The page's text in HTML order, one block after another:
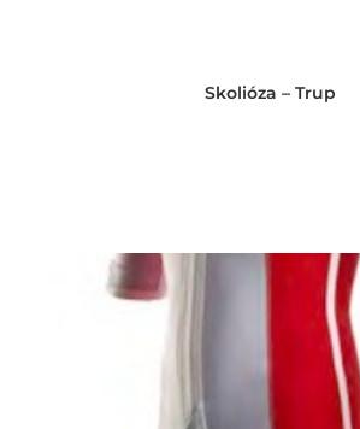
Skolióza – Trup